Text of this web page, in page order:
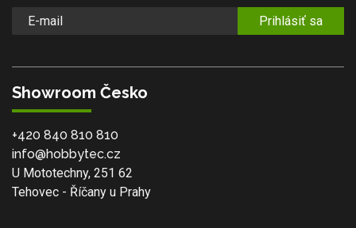
Prihlásiť sa
Showroom Česko
+420 840 810 810
info@hobbytec.cz
U Mototechny, 251 62
Tehovec - Říčany u Prahy